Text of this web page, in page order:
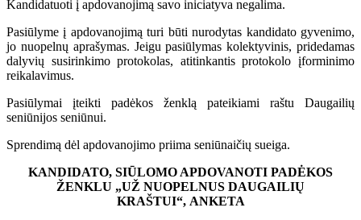
Kandidatuoti į apdovanojimą savo iniciatyva negalima.
Pasiūlyme į apdovanojimą turi būti nurodytas kandidato gyvenimo,
jo nuopelnų aprašymas. Jeigu pasiūlymas kolektyvinis, pridedamas
dalyvių susirinkimo protokolas, atitinkantis protokolo įforminimo
reikalavimus.
Pasiūlymai įteikti padėkos ženklą pateikiami raštu Daugailių
seniūnijos seniūnui.
Sprendimą dėl apdovanojimo priima seniūnaičių sueiga.
KANDIDATO, SIŪLOMO APDOVANOTI PADĖKOS
ŽENKLU „UŽ NUOPELNUS DAUGAILIŲ
KRAŠTUI“, ANKETA